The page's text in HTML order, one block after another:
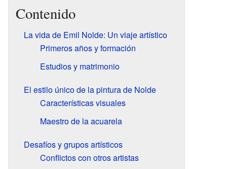
Contenido
La vida de Emil Nolde: Un viaje artístico
Primeros años y formación
Estudios y matrimonio
El estilo único de la pintura de Nolde
Características visuales
Maestro de la acuarela
Desafíos y grupos artísticos
Conflictos con otros artistas